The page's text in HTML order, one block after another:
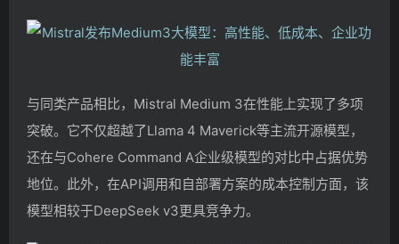
与同类产品相比，Mistral Medium 3在性能上实现了多项
突破。它不仅超越了Llama 4 Maverick等主流开源模型，
还在与Cohere Command A企业级模型的对比中占据优势
地位。此外，在API调用和自部署方案的成本控制方面，该
模型相较于DeepSeek v3更具竞争力。